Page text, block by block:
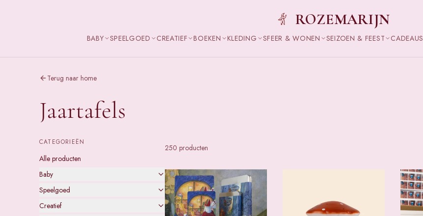
ROZEMARIJN
BABY SPEELGOED CREATIEF BOEKEN KLEDING SFEER & WONEN SEIZOEN & FEEST CADEAUS
Terug naar home
Jaartafels
CATEGORIEËN
Alle producten
Baby
Speelgoed
Creatief
250 producten